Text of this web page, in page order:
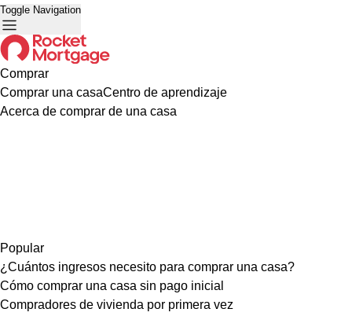
Toggle Navigation
Comprar
Comprar una casaCentro de aprendizaje
Acerca de comprar de una casa
Popular
¿Cuántos ingresos necesito para comprar una casa?
Cómo comprar una casa sin pago inicial
Compradores de vivienda por primera vez